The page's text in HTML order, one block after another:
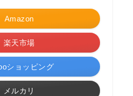
Amazon
楽天市場
ショッピング
メルカリ